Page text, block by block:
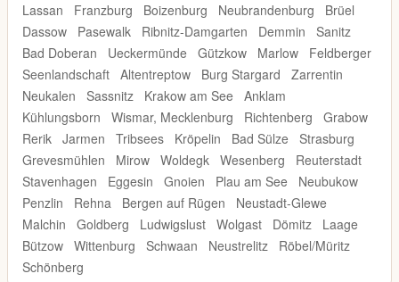
Lassan
Franzburg Boizenburg Neubrandenburg
Brüel
Dassow
Pasewalk Ribnitz-Damgarten Demmin
Sanitz
Bad Doberan
Ueckermünde Gützkow Marlow
Feldberger
Seenlandschaft Altentreptow Burg Stargard
Zarrentin
Neukalen
Sassnitz Krakow am See
Anklam
Kühlungsborn
Wismar, Mecklenburg Richtenberg
Grabow
Rerik Jarmen Tribsees Kröpelin Bad Sülze
Strasburg
Grevesmühlen
Mirow Woldegk Wesenberg
Reuterstadt
Stavenhagen
Eggesin Gnoien Plau am See
Neubukow
Penzlin
Rehna Bergen auf Rügen
Neustadt-Glewe
Malchin
Goldberg Ludwigslust Wolgast Dömitz
Laage
Bützow Wittenburg Schwaan Neustrelitz
Röbel/Müritz
Schönberg